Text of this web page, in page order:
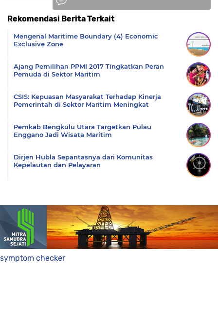
Rekomendasi Berita Terkait
Mengenal Maritime Boundary (4) Economic
Exclusive Zone
Ajang Pemilihan PPMI 2017 Tingkatkan Peran
Pemuda di Sektor Maritim
CSIS: Kepuasan Masyarakat Terhadap Kinerja
Pemerintah di Sektor Maritim Meningkat
Pemkab Bengkulu Utara Targetkan Pulau
Enggano Jadi Wisata Maritim
Dirjen Hubla Sepantasnya dari Komunitas
Kepelautan dan Pelayaran
symptom checker